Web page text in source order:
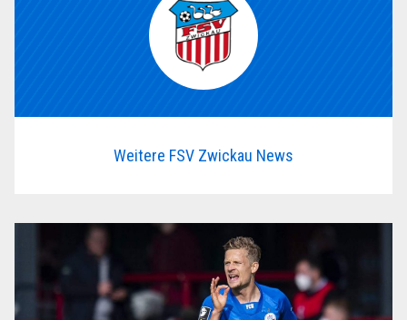
Weitere FSV Zwickau News